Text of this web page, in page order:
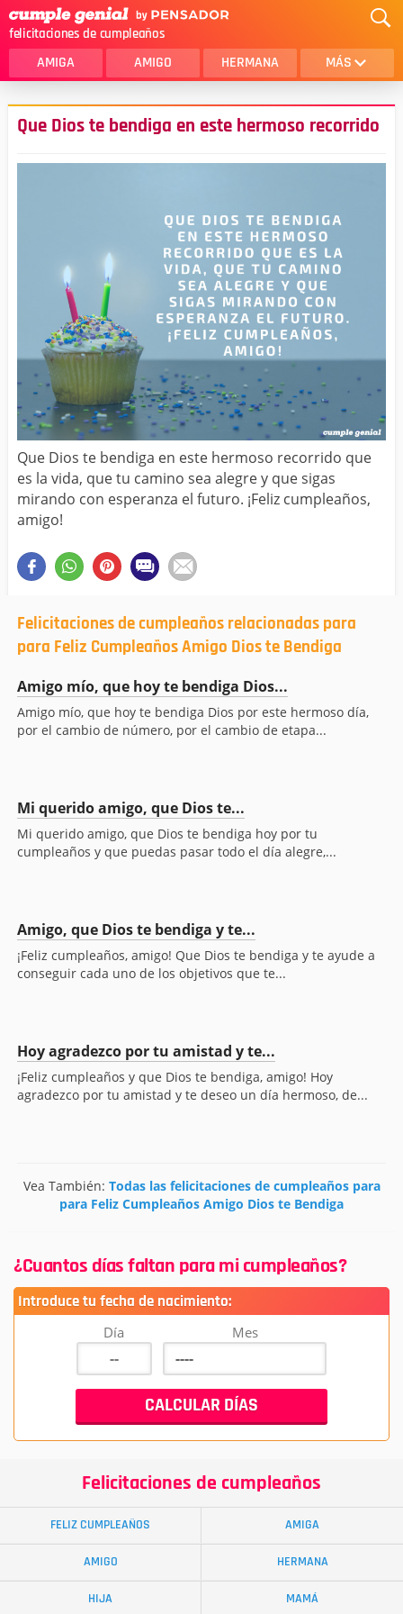
felicitaciones de cumpleaños
AMIGA AMIGO HERMANA MÁS
MAMA
AMOR
HIJO
NOVIA
ESPOSO
PAPA
HOMBRE
TIA
CUÑADA
ALGUIEN ESPECIAL
PRIMO
TODAS LAS CATEGORÍAS
Que Dios te bendiga en este hermoso recorrido
Que Dios te bendiga en este hermoso recorrido que
es la vida, que tu camino sea alegre y que sigas
mirando con esperanza el futuro. ¡Feliz cumpleaños,
amigo!
Felicitaciones de cumpleaños relacionadas para
para Feliz Cumpleaños Amigo Dios te Bendiga
Amigo mío, que hoy te bendiga Dios...
Amigo mío, que hoy te bendiga Dios por este hermoso día,
por el cambio de número, por el cambio de etapa...
Mi querido amigo, que Dios te...
Mi querido amigo, que Dios te bendiga hoy por tu
cumpleaños y que puedas pasar todo el día alegre,...
Amigo, que Dios te bendiga y te...
¡Feliz cumpleaños, amigo! Que Dios te bendiga y te ayude a
conseguir cada uno de los objetivos que te...
Hoy agradezco por tu amistad y te...
¡Feliz cumpleaños y que Dios te bendiga, amigo! Hoy
agradezco por tu amistad y te deseo un día hermoso, de...
Vea También: Todas las felicitaciones de cumpleaños para
para Feliz Cumpleaños Amigo Dios te Bendiga
¿Cuantos días faltan para mi cumpleaños?
Introduce tu fecha de nacimiento:
Día Mes
Felicitaciones de cumpleaños
FELIZ CUMPLEAÑOS AMIGA
AMIGO HERMANA
HIJA MAMÁ